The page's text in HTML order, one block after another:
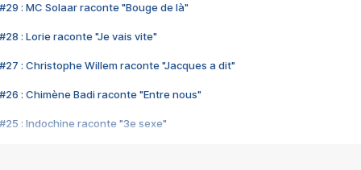
#29 : MC Solaar raconte "Bouge de là"
#28 : Lorie raconte "Je vais vite"
#27 : Christophe Willem raconte "Jacques a dit"
#26 : Chimène Badi raconte "Entre nous"
#25 : Indochine raconte "3e sexe"